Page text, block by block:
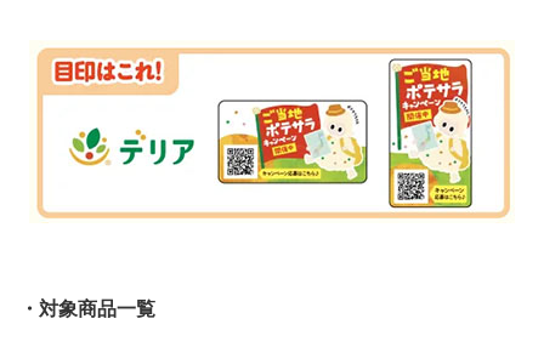
・対象商品一覧